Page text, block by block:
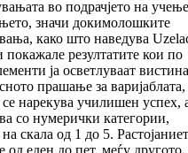
во подрачјето на
значи докимолошките
како што наведува
покажале резултатите кои по
ја осветлуваат
прашање за варијаблата,
се нарекува училишен успех,
со нумерички категории,
на скала од 1 до 5.